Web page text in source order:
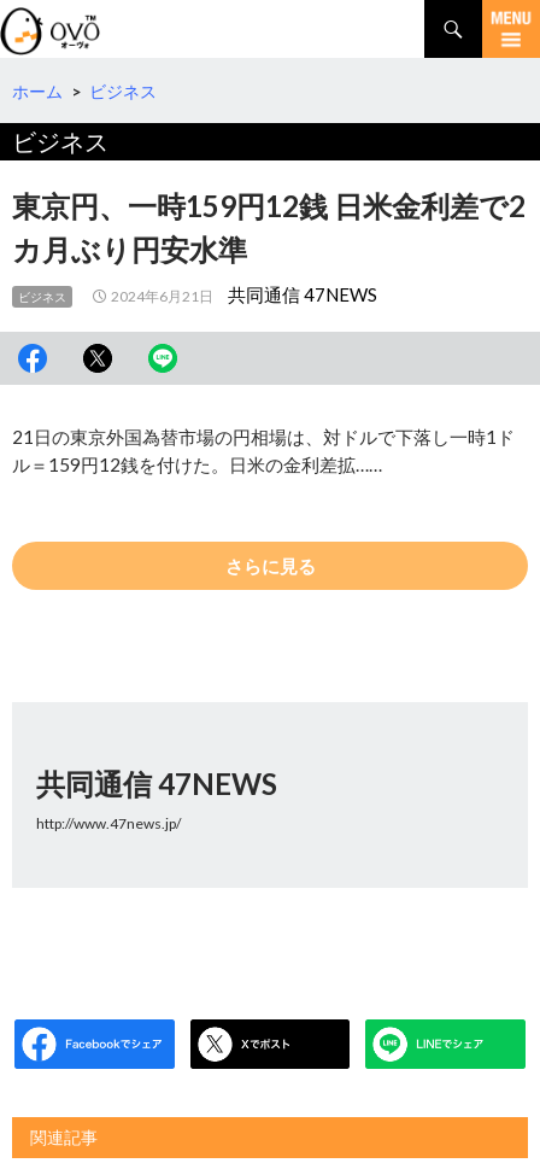
検
索
コ
テ
へ
移
動
ホーム > ビジネス
ビジネス
東京円、一時159円12銭 日米金利差で2
カ月ぶり円安水準
ビジネス 2024年6月21日 共同通信 47NEWS
21日の東京外国為替市場の円相場は、対ドルで下落し一時1ド
ル＝159円12銭を付けた。日米の金利差拡……
さらに見る
共同通信 47NEWS
http://www.47news.jp/
関連記事